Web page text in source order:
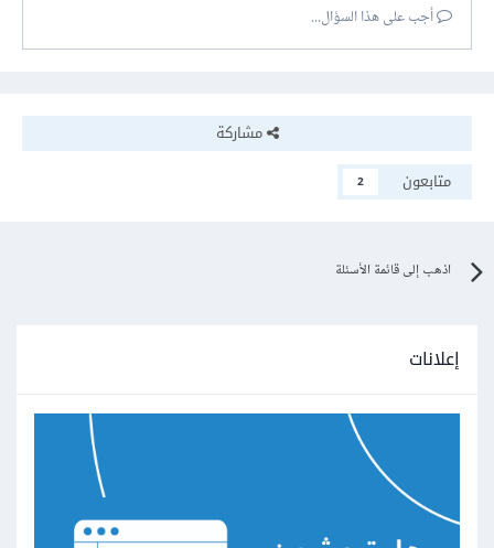
أجب على هذا السؤال...
مشاركة
متابعون
2
اذهب إلى قائمة الأسئلة
إعلانات